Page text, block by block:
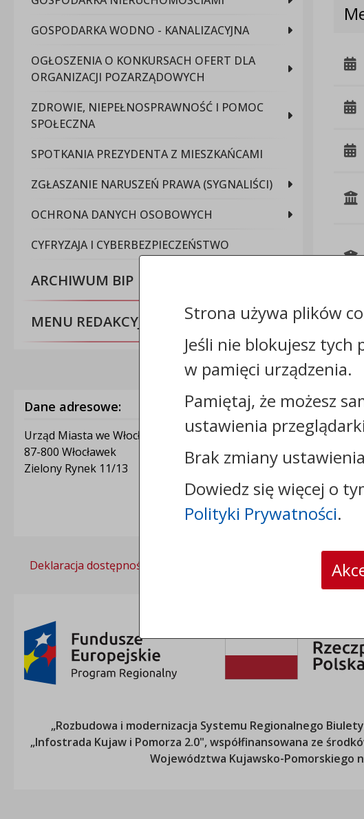
GOSPODARKA WODNO - KANALIZACYJNA
OGŁOSZENIA O KONKURSACH OFERT DLA
ORGANIZACJI POZARZĄDOWYCH
ZDROWIE, NIEPEŁNOSPRAWNOŚĆ I POMOC
SPOŁECZNA
SPOTKANIA PREZYDENTA Z MIESZKAŃCAMI
ZGŁASZANIE NARUSZEŃ PRAWA (SYGNALIŚCI)
OCHRONA DANYCH OSOBOWYCH
CYFRYZAJA I CYBERBEZPIECZEŃSTWO
ARCHIWUM BIP
MENU REDAKCYJNE
Dane adresowe:
Urząd Miasta we Włocławku
87-800 Włocławek
Zielony Rynek 11/13
tel.:
faks:
e-mail:
skrytka
/
strona
Deklaracja dostępności
„Rozbudowa i modernizacja Systemu Regionalnego
„Infostrada Kujaw i Pomorza 2.0", współfinansowana ze
Województwa Kujawsko-Pomorskiego
Strona używa plików
Jeśli nie blokujesz tych
w pamięci urządzenia.
Pamiętaj, że możesz
ustawienia
Brak zmiany
Dowiedz się więcej o
Polityki Prywatności.